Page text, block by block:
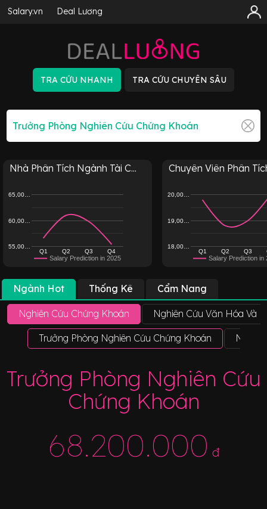
Salary.vn Deal Lương
Nhà Phân Tích Ngành Tài C...
Salary Prediction in 2025
Q1 Q2 Q3 Q4
55,00…
60,00…
65,00…
Chuyên Viên Phân
Salary Prediction in
Q1 Q2 Q3
18,00…
19,00…
20,00…
Ngành Hot Thống Kê Cẩm Nang
Nghiên Cứu Chứng Khoán Nghiên Cứu Văn Hóa Và
Trưởng Phòng Nghiên Cứu Chứng Khoán Nhà
Trưởng Phòng Nghiên Cứu
Chứng Khoán
68.200.000 đ